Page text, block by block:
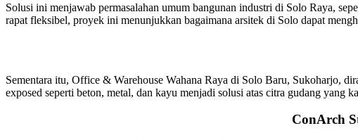
Solusi ini menjawab permasalahan umum bangunan industri di Solo Raya,
rapat fleksibel, proyek ini menunjukkan bagaimana arsitek di Solo dapat
Sementara itu, Office & Warehouse Wahana Raya di Solo Baru, Sukoharjo,
exposed seperti beton, metal, dan kayu menjadi solusi atas citra gudang yang
ConArch